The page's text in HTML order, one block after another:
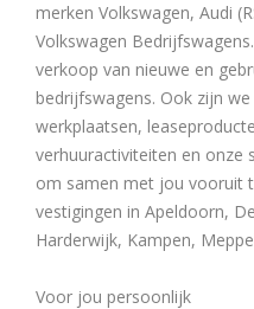
merken Volkswagen, Audi
Volkswagen
verkoop van nieuwe en
bedrijfswagens. Ook zijn
werkplaatsen,
verhuuractiviteiten en onze
om samen met jou vooruit
vestigingen in Apeldoorn,
Harderwijk, Kampen,
Voor jou persoonlijk